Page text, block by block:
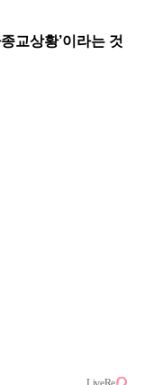
교상황’이라는 것